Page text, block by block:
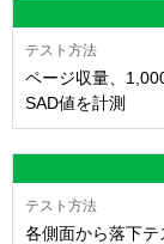
ページ収量、
SAD値を計測
各側面から落下